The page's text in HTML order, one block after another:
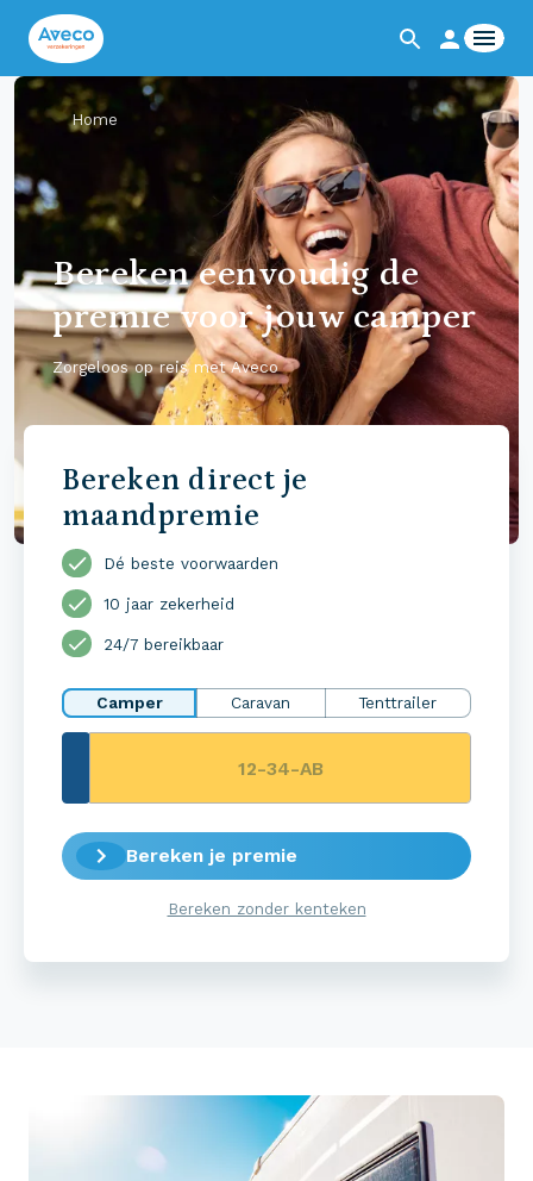
Home
Bereken eenvoudig de
premie voor jouw camper
Zorgeloos op reis met Aveco
Bereken direct je
maandpremie
Dé beste voorwaarden
10 jaar zekerheid
24/7 bereikbaar
Camper Caravan Tenttrailer
Bereken je premie
Bereken zonder kenteken